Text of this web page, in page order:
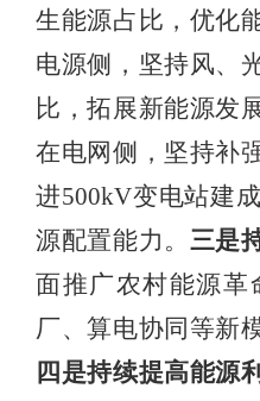
生能源占比，优化
电源侧，坚持风、
比 ，拓展新能源发
在电网侧，坚持补
进500kV变电站建
源配置能力。 三是
面推广农村能源革
厂、算电协同等新
四是持续提高能源